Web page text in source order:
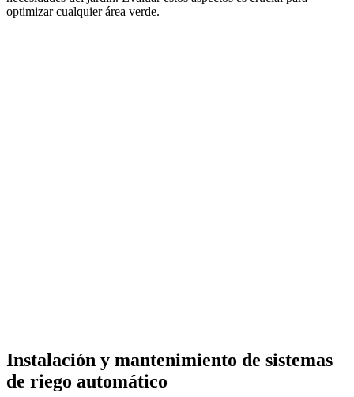
optimizar cualquier área verde.
Instalación y mantenimiento de sistemas
de riego automático